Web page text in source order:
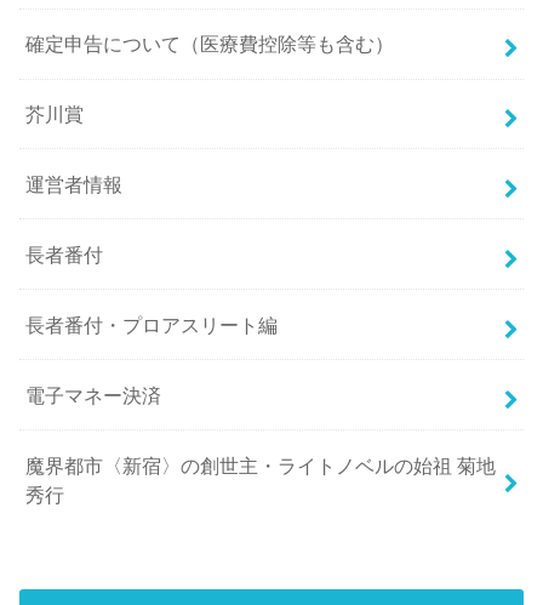
確定申告について（医療費控除等も含む）
芥川賞
運営者情報
長者番付
長者番付・プロアスリート編
電子マネー決済
魔界都市〈新宿〉の創世主・ライトノベルの始祖 菊地
秀行